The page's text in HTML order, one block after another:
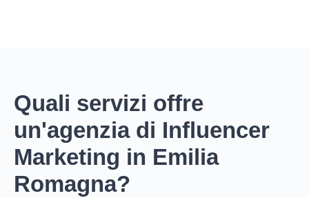
Quali servizi offre
un'agenzia di Influencer
Marketing in Emilia
Romagna?